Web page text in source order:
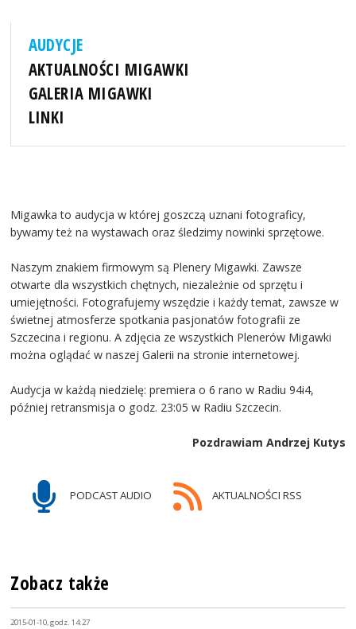
AUDYCJE
AKTUALNOŚCI MIGAWKI
GALERIA MIGAWKI
LINKI
Migawka to audycja w której goszczą uznani fotograficy,
bywamy też na wystawach oraz śledzimy nowinki sprzętowe.
Naszym znakiem firmowym są Plenery Migawki. Zawsze
otwarte dla wszystkich chętnych, niezależnie od sprzętu i
umiejętności. Fotografujemy wszędzie i każdy temat, zawsze w
świetnej atmosferze spotkania pasjonatów fotografii ze
Szczecina i regionu. A zdjęcia ze wszystkich Plenerów Migawki
można oglądać w naszej Galerii na stronie internetowej.
Audycja w każdą niedzielę: premiera o 6 rano w Radiu 94i4,
później retransmisja o godz. 23:05 w Radiu Szczecin.
Pozdrawiam Andrzej Kutys
PODCAST AUDIO AKTUALNOŚCI RSS
Zobacz także
2015-01-10, godz. 14:27